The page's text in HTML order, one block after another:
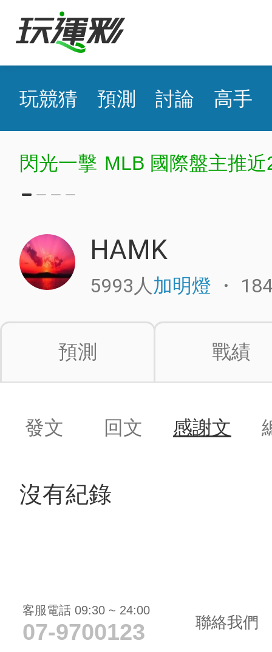
玩競猜 預測 討論 高手
閃光一擊 MLB 國際盤主推
HAMK
5993人加明燈 ・
預測 戰績
發文 回文 感謝文
沒有紀錄
客服電話 09:30 ~ 24:00
07-9700123 聯絡我們